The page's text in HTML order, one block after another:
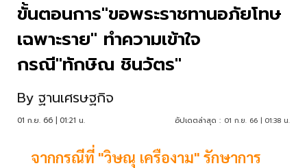
ขั้นตอนการ"ขอพระราชทานอภัยโทษ
เฉพาะราย" ทำความเข้าใจ
กรณี"ทักษิณ ชินวัตร"
By ฐานเศรษฐกิจ
01 ก.ย. 66 | 01:21 น. อัปเดตล่าสุด : 01 ก.ย. 66 | 01:38 น.
จากกรณีที่ "วิษณุ เครืองาม" รักษาการ